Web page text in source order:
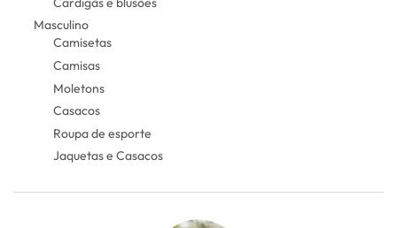
Masculino
Camisetas
Camisas
Moletons
Casacos
Roupa de esporte
Jaquetas e Casacos